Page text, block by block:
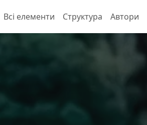
Всі елементи Структура Автори